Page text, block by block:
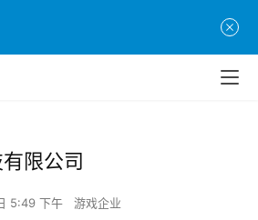
限公司
5:49 下午 游戏企业